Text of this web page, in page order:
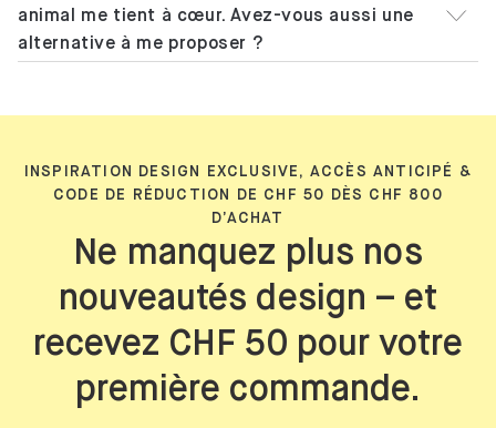
animal me tient à cœur. Avez-vous aussi une
alternative à me proposer ?
INSPIRATION DESIGN EXCLUSIVE, ACCÈS ANTICIPÉ &
CODE DE RÉDUCTION DE CHF 50 DÈS CHF 800
D’ACHAT
Ne manquez plus nos
nouveautés design – et
recevez CHF 50 pour votre
première commande.